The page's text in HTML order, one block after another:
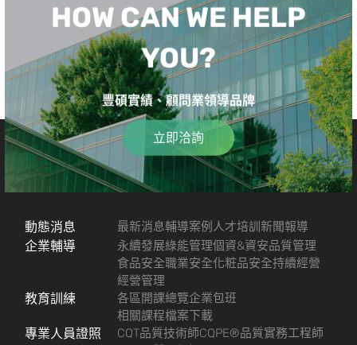
HOW CAN WE HELP
YOU?
豐碩實績、顧問業領導品牌
立即洽詢
動態消息 最新消息輔導案例 人才培訓新聞報導
企業輔導 永續發展綠能管理個資&資安品質管理
食品安全職業安全化粧品安全持續經營
經營管理
教育訓練 各區開課總覽企業包班
相關課程檔案下載
專業人員證照 CQT品質技術師CQPE®品質實務工程師